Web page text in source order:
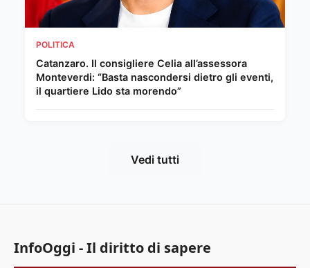
POLITICA
Catanzaro. Il consigliere Celia all’assessora
Monteverdi: “Basta nascondersi dietro gli eventi,
il quartiere Lido sta morendo”
Vedi tutti
InfoOggi - Il diritto di sapere